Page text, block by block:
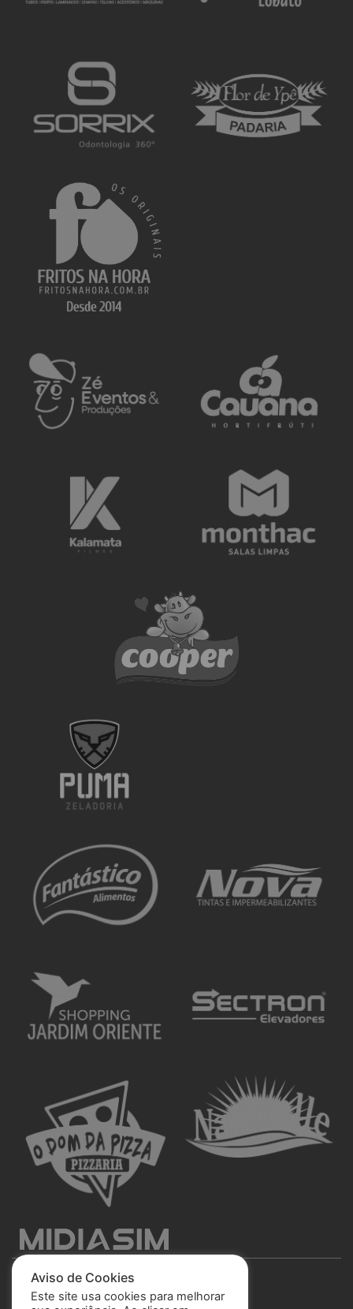
Aviso de Cookies
Este site usa cookies para melhorar